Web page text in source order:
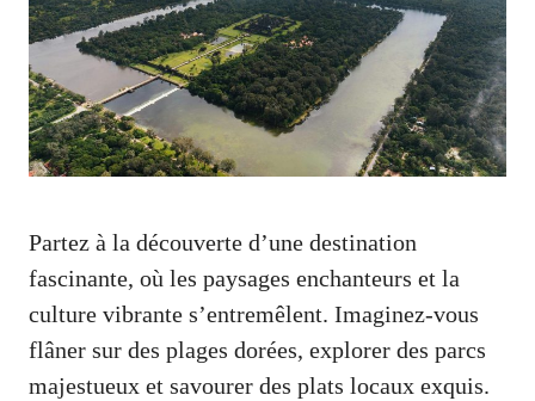
Partez à la découverte d’une destination
fascinante, où les paysages enchanteurs et la
culture vibrante s’entremêlent. Imaginez-vous
flâner sur des plages dorées, explorer des parcs
majestueux et savourer des plats locaux exquis.